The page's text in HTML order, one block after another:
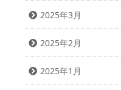
2025年3月
2025年2月
2025年1月